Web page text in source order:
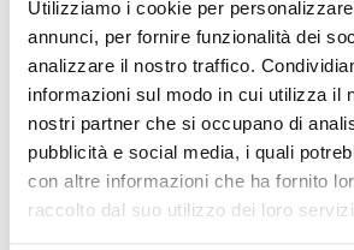
Utilizziamo i cookie per
annunci, per fornire funzionalità dei
analizzare il nostro traffico.
informazioni sul modo in cui utilizza il
nostri partner che si occupano di
pubblicità e social media, i quali
con altre informazioni che ha fornito
raccolto dal suo utilizzo dei loro
Regione Lombardia nell’ambito
del POR FESR 2014-2020, intende
micro, piccole e medie imprese
nell’acquisizione e sviluppo di
misura[...]
04/07/2017